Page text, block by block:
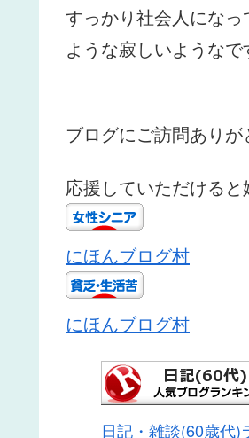
すっかり社会人にな
ような寂しいようなで
ブログにご訪問ありが
応援していただけると
にほんブログ村
にほんブログ村
日記・雑談(60歳代)